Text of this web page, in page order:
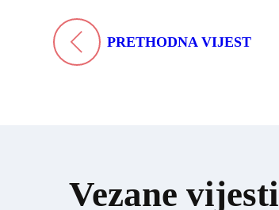
PRETHODNA VIJEST
Vezane vijesti